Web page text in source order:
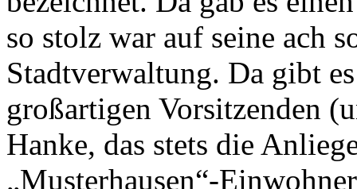
so stolz war auf seine ach
Stadtverwaltung. Da gibt
großartigen Vorsitzenden
Hanke, das stets die
„Musterhausen“-